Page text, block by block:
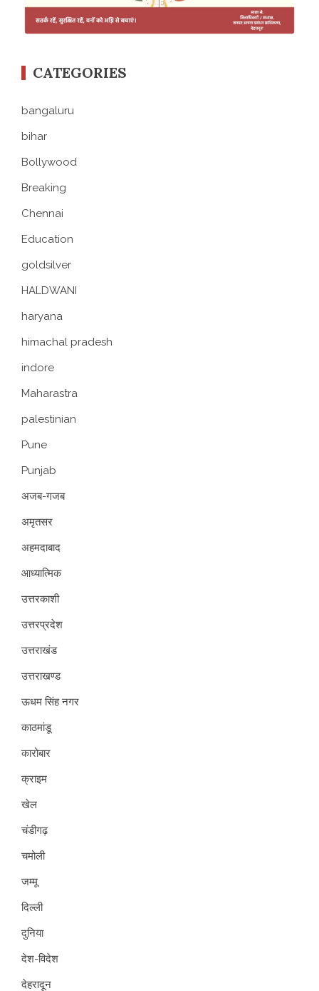
CATEGORIES
bangaluru
bihar
Bollywood
Breaking
Chennai
Education
goldsilver
HALDWANI
haryana
himachal pradesh
indore
Maharastra
palestinian
Pune
Punjab
अजब-गजब
अमृतसर
अहमदाबाद
आध्यात्मिक
उत्तरकाशी
उत्तरप्रदेश
उत्तराखंड
उत्तराखण्ड
ऊधम सिंह नगर
काठमांडू
कारोबार
क्राइम
खेल
चंडीगढ़
चमोली
जम्मू
दिल्ली
दुनिया
देश-विदेश
देहरादून